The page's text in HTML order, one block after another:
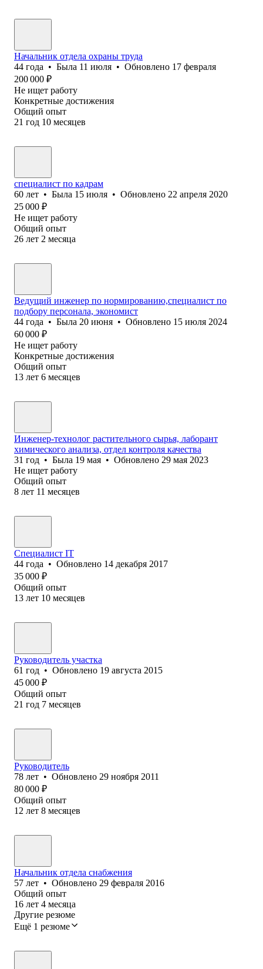
Начальник отдела охраны труда
44 года • Была 11 июля • Обновлено 17 февраля
200 000 ₽
Не ищет работу
Конкретные достижения
Общий опыт
21 год 10 месяцев
специалист по кадрам
60 лет • Была 15 июля • Обновлено 22 апреля 2020
25 000 ₽
Не ищет работу
Общий опыт
26 лет 2 месяца
Ведущий инженер по нормированию,специалист по
подбору персонала, экономист
44 года • Была 20 июня • Обновлено 15 июля 2024
60 000 ₽
Не ищет работу
Конкретные достижения
Общий опыт
13 лет 6 месяцев
Инженер-технолог растительного сырья, лаборант
химического анализа, отдел контроля качества
31 год • Была 19 мая • Обновлено 29 мая 2023
Не ищет работу
Общий опыт
8 лет 11 месяцев
Специалист IT
44 года • Обновлено 14 декабря 2017
35 000 ₽
Общий опыт
13 лет 10 месяцев
Руководитель участка
61 год • Обновлено 19 августа 2015
45 000 ₽
Общий опыт
21 год 7 месяцев
Руководитель
78 лет • Обновлено 29 ноября 2011
80 000 ₽
Общий опыт
12 лет 8 месяцев
Начальник отдела снабжения
57 лет • Обновлено 29 февраля 2016
Общий опыт
16 лет 4 месяца
Другие резюме
Ещё 1 резюме